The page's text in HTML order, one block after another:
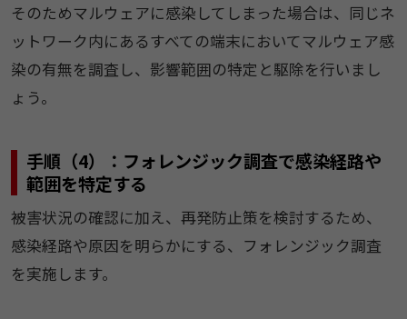
そのためマルウェアに感染してしまった場合は、同じネ
ットワーク内にあるすべての端末においてマルウェア感
染の有無を調査し、影響範囲の特定と駆除を行いまし
ょう。
手順（4）：フォレンジック調査で感染経路や
範囲を特定する
被害状況の確認に加え、再発防止策を検討するため、
感染経路や原因を明らかにする、フォレンジック調査
を実施します。